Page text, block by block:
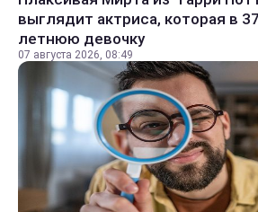
выглядит актриса, которая в
летнюю девочку
07 августа 2026, 08:49